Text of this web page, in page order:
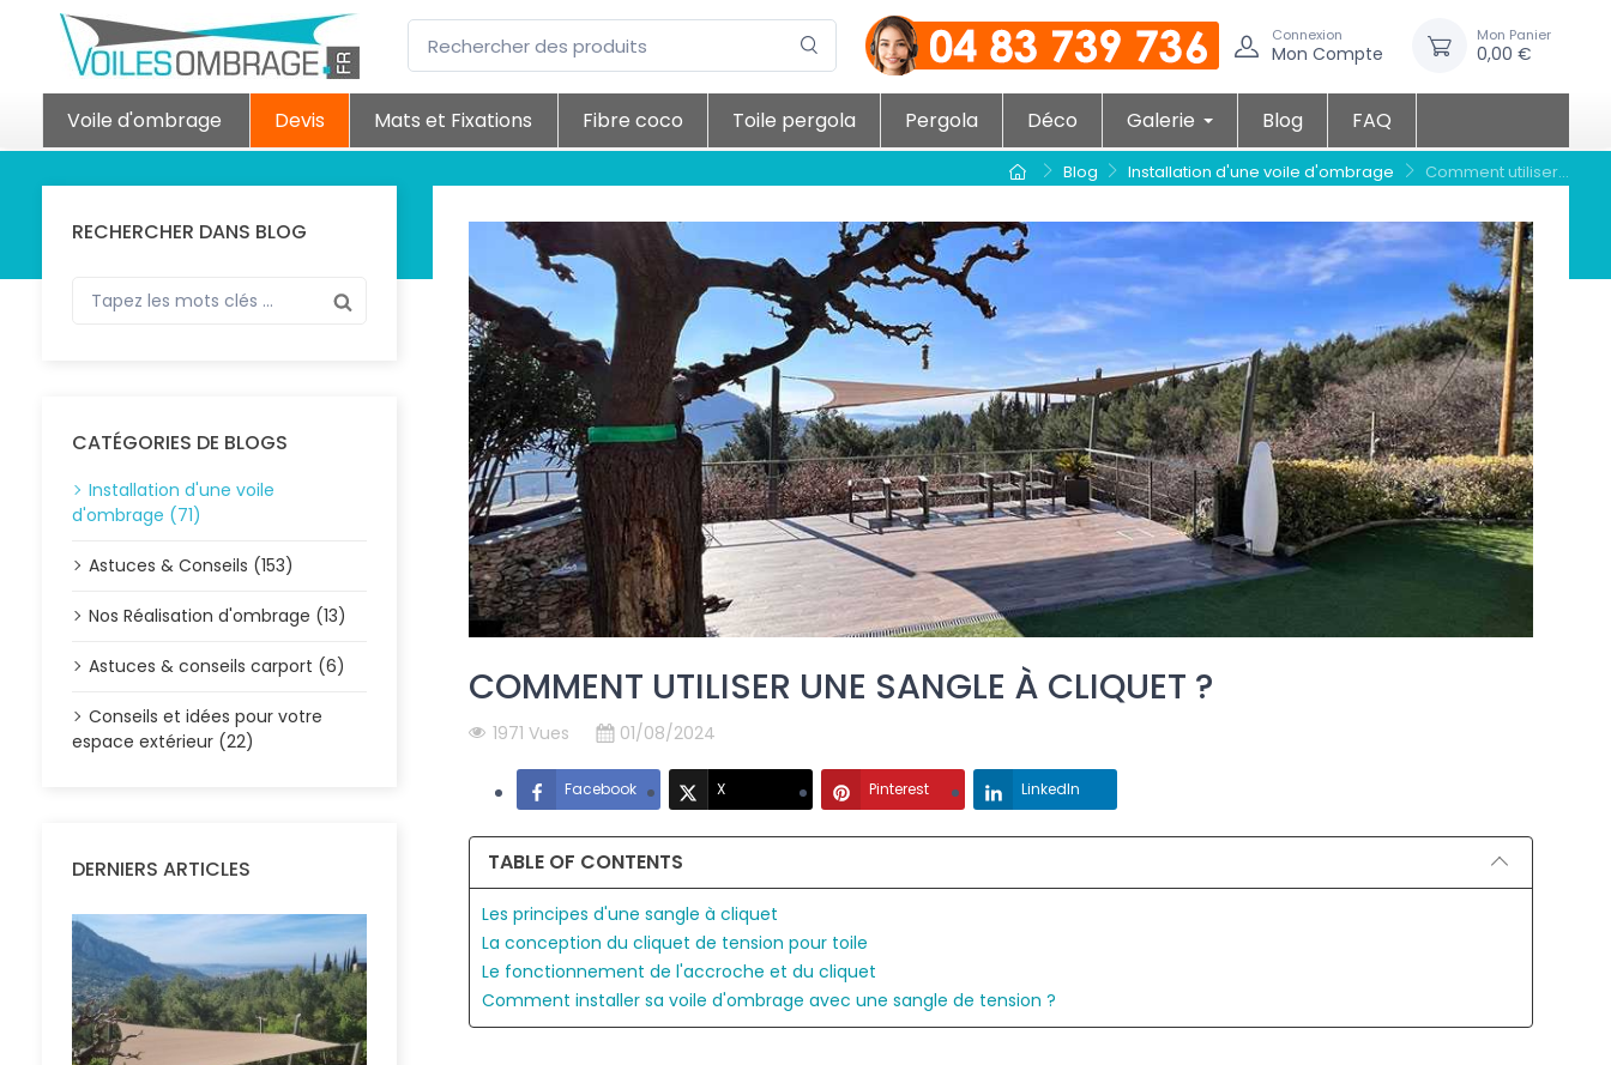
Connexion
Mon Compte
Mon Panier
0,00 €
Voile d'ombrage Devis Mats et Fixations Fibre coco Toile pergola Pergola Déco Galerie Blog FAQ
Blog Installation d'une voile d'ombrage Comment utiliser...
RECHERCHER DANS BLOG
CATÉGORIES DE BLOGS
Installation d'une voile
d'ombrage (71)
Astuces & Conseils (153)
Nos Réalisation d'ombrage (13)
Astuces & conseils carport (6)
Conseils et idées pour votre
espace extérieur (22)
DERNIERS ARTICLES
COMMENT UTILISER UNE SANGLE À CLIQUET ?
1971 Vues 01/08/2024
Facebook X Pinterest LinkedIn
TABLE OF CONTENTS
Les principes d'une sangle à cliquet
La conception du cliquet de tension pour toile
Le fonctionnement de l'accroche et du cliquet
Comment installer sa voile d'ombrage avec une sangle de tension ?